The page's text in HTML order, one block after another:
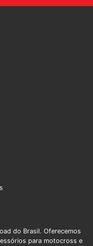
do Brasil. Oferecemos
para motocross e